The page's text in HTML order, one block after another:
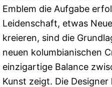
Emblem die Aufgabe
Leidenschaft, etwas
kreieren, sind die
neuen kolumbianischen
einzigartige Balance
Kunst zeigt. Die